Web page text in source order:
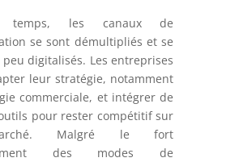
temps, les canaux de
se sont démultipliés et se
digitalisés. Les entreprises
leur stratégie, notamment
commerciale, et intégrer de
pour rester compétitif sur
Malgré le fort
des modes de